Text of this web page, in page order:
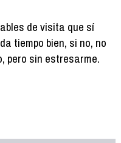
de visita que sí
tiempo bien, si no, no
pero sin estresarme.